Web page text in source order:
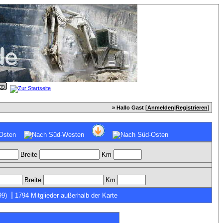
» Hallo Gast [Anmelden|Registrieren]
Breite Km
Breite Km
1794 Mitglieder außerhalb der Karte